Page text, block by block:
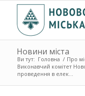
Новини міста
Ви тут: Головна / Про
Виконавчий комітет
проведення в елек...